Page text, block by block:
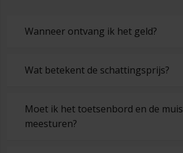
Wanneer ontvang ik het geld?
Wat betekent de schattingsprijs?
Moet ik het toetsenbord en de muis
meesturen?